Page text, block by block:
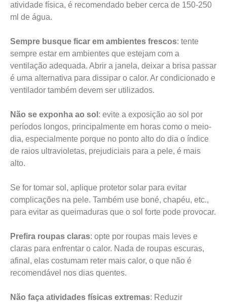
atividade física, é recomendado beber cerca de 150-250
ml de água.
Sempre busque ficar em ambientes frescos: tente
sempre estar em ambientes que estejam com a
ventilação adequada. Abrir a janela, deixar a brisa passar
é uma alternativa para dissipar o calor. Ar condicionado e
ventilador também devem ser utilizados.
Não se exponha ao sol : evite a exposição ao sol por
períodos longos, principalmente em horas como o meio-
dia, especialmente porque no ponto alto do dia o índice
de raios ultravioletas, prejudiciais para a pele, é mais
alto.
Se for tomar sol, aplique protetor solar para evitar
complicações na pele. Também use boné, chapéu, etc.,
para evitar as queimaduras que o sol forte pode provocar.
Prefira roupas claras: opte por roupas mais leves e
claras para enfrentar o calor. Nada de roupas escuras,
afinal, elas costumam reter mais calor, o que não é
recomendável nos dias quentes.
Não faça atividades físicas extremas: Reduzir